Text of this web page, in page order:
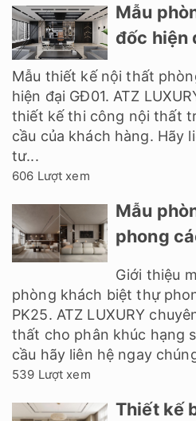
Mẫu
đốc hiện
Mẫu thiết kế nội thất
hiện đại GĐ01. ATZ
thiết kế thi công nội thất
cầu của khách hàng. Hãy
tư...
606 Lượt xem
Mẫu
phong
Giới thiệu
phòng khách biệt thự
PK25. ATZ LUXURY
thất cho phân khúc hạng
cầu hãy liên hệ ngay
539 Lượt xem
Thiết kế